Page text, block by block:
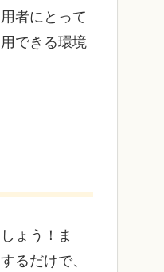
者にとって
できる環境
ょう！ま
るだけで、